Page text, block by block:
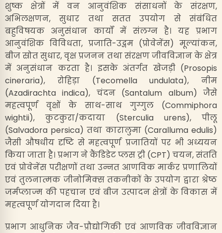
शुष्क क्षेत्रों में वन आनुवंशिक संसाधनों के संरक्षण,
अभिलक्षणन, सुधार तथा सतत उपयोग से संबंधित
बहुविषयक अनुसंधान कार्यों में संलग्न है। यह प्रभाग
आनुवंशिक विविधता, प्रजाति-उद्गम (प्रोवेनेंस) मूल्यांकन,
बीज स्रोत सुधार, वृक्ष प्रजनन तथा संरक्षण जीवविज्ञान के क्षेत्र
में अनुसंधान करता है। इसके अंतर्गत खेजड़ी (Prosopis
cineraria), रोहिड़ा (Tecomella undulata), नीम
(Azadirachta indica), चंदन (Santalum album) जैसे
महत्वपूर्ण वृक्षों के साथ-साथ गुग्गुल (Commiphora
wightii), कुटकुरा/कदाया (Sterculia urens), पीलू
(Salvadora persica) तथा कारालुमा (Caralluma edulis)
जैसी औषधीय दृष्टि से महत्वपूर्ण प्रजातियों पर भी अध्ययन
किया जाता है। प्रभाग ने कैंडिडेट प्लस ट्री (CPT) चयन, संतति
एवं प्रोवेनेंस परीक्षणों तथा उन्नत आणविक मार्कर प्रणालियों
एवं तुलनात्मक जीनोमिक्स तकनीकों के उपयोग द्वारा श्रेष्ठ
जर्मप्लाज्म की पहचान एवं बीज उत्पादन क्षेत्रों के विकास में
महत्वपूर्ण योगदान दिया है।
प्रभाग आधुनिक जैव-प्रौद्योगिकी एवं आणविक जीवविज्ञान